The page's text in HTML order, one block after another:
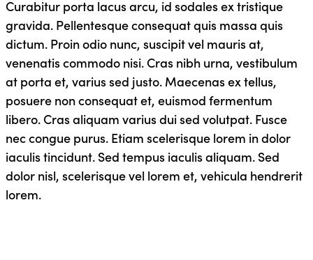
Curabitur porta lacus arcu, id sodales ex tristique
gravida. Pellentesque consequat quis massa quis
dictum. Proin odio nunc, suscipit vel mauris at,
venenatis commodo nisi. Cras nibh urna, vestibulum
at porta et, varius sed justo. Maecenas ex tellus,
posuere non consequat et, euismod fermentum
libero. Cras aliquam varius dui sed volutpat. Fusce
nec congue purus. Etiam scelerisque lorem in dolor
iaculis tincidunt. Sed tempus iaculis aliquam. Sed
dolor nisl, scelerisque vel lorem et, vehicula hendrerit
lorem.